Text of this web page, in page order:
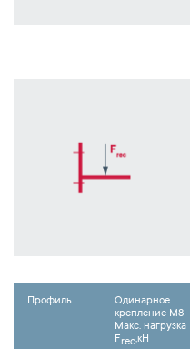
Профиль
Одинарное
крепление М8
Макс. нагрузка
Frec,кН